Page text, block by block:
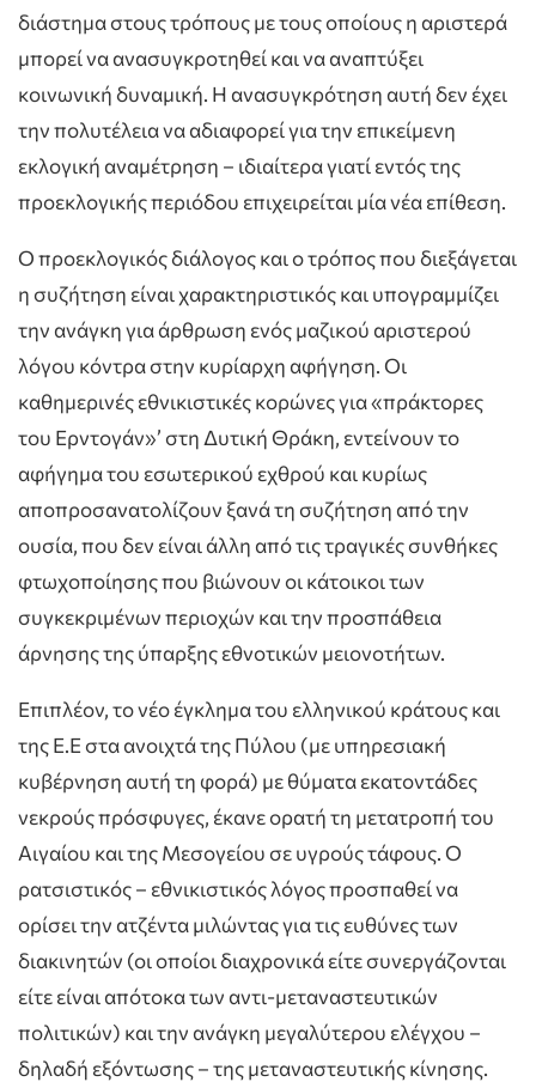
διάστημα στους τρόπους με τους οποίους η αριστερά
μπορεί να ανασυγκροτηθεί και να αναπτύξει
κοινωνική δυναμική. Η ανασυγκρότηση αυτή δεν έχει
την πολυτέλεια να αδιαφορεί για την επικείμενη
εκλογική αναμέτρηση – ιδιαίτερα γιατί εντός της
προεκλογικής περιόδου επιχειρείται μία νέα επίθεση.
Ο προεκλογικός διάλογος και ο τρόπος που διεξάγεται
η συζήτηση είναι χαρακτηριστικός και υπογραμμίζει
την ανάγκη για άρθρωση ενός μαζικού αριστερού
λόγου κόντρα στην κυρίαρχη αφήγηση. Οι
καθημερινές εθνικιστικές κορώνες για «πράκτορες
του Ερντογάν»’ στη Δυτική Θράκη, εντείνουν το
αφήγημα του εσωτερικού εχθρού και κυρίως
αποπροσανατολίζουν ξανά τη συζήτηση από την
ουσία, που δεν είναι άλλη από τις τραγικές συνθήκες
φτωχοποίησης που βιώνουν οι κάτοικοι των
συγκεκριμένων περιοχών και την προσπάθεια
άρνησης της ύπαρξης εθνοτικών μειονοτήτων.
Επιπλέον, το νέο έγκλημα του ελληνικού κράτους και
της Ε.Ε στα ανοιχτά της Πύλου (με υπηρεσιακή
κυβέρνηση αυτή τη φορά) με θύματα εκατοντάδες
νεκρούς πρόσφυγες, έκανε ορατή τη μετατροπή του
Αιγαίου και της Μεσογείου σε υγρούς τάφους. Ο
ρατσιστικός – εθνικιστικός λόγος προσπαθεί να
ορίσει την ατζέντα μιλώντας για τις ευθύνες των
διακινητών (οι οποίοι διαχρονικά είτε συνεργάζονται
είτε είναι απότοκα των αντι-μεταναστευτικών
πολιτικών) και την ανάγκη μεγαλύτερου ελέγχου –
δηλαδή εξόντωσης – της μεταναστευτικής κίνησης.